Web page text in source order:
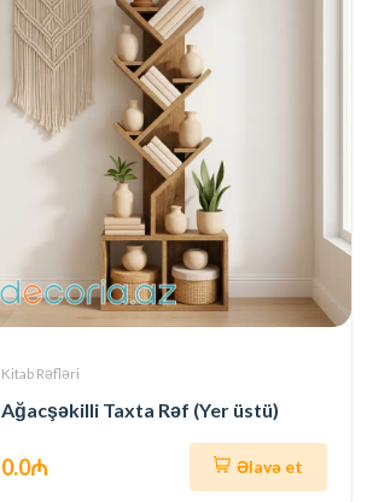
Kitab Rəfləri
Ağacşəkilli Taxta Rəf (Yer üstü)
0.0₼ Əlavə et